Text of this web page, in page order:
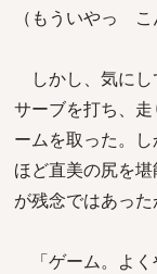
（もういやっ こ
しかし、気にし
サーブを打ち、
ームを取った。
ほど直美の尻を
が残念ではあった
「ゲーム。よく